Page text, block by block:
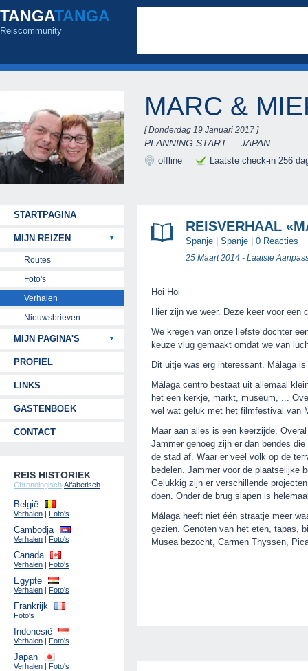
TANGATANGA
Reiscommunity
MARC &
[ Donderdag 19 Januari 2017 ]
PLANNING START ... JAPAN.
offline Laatste check-in 256
REISVERHAAL
Spanje Spanje 0 Reacties
25 Maart 2014 - Laatste
Hoi Hoi
Hier zijn we weer. Deze keer voor
We kregen van onze liefste dochter
keuze vlug gemaakt omdat we van
Dit uitje was erg interessant. Málaga
Málaga centro bestaat uit allemaal
het een kerkje, markt, museum, ...
wel wat geluk met het filmfestival van
Maar aan alles is een keerzijde.
Jammer genoeg zijn er dan bendes
de stad af. Waar er veel volk op de
bedelen. Jammer voor de plaatselijke
Gelukkig zijn er verschillende
doen. Onder de brug slapen is
Málaga heeft niet één straatje meer
gezien. Genoten van het eten, tapas,
Musea bezocht, Carmen Thyssen,
STARTPAGINA
MIJN REIZEN
Routes
Foto's
Verhalen
Nieuwsbrieven
MIJN PAGINA'S
PROFIEL
LINKS
GASTENBOEK
CONTACT
REIS HISTORIEK
Chronologisch|Alfabetisch
België
Verhalen | Foto's
Cambodja
Verhalen | Foto's
Canada
Verhalen | Foto's
Egypte
Verhalen | Foto's
Frankrijk
Foto's
Indonesië
Verhalen | Foto's
Japan
Verhalen | Foto's